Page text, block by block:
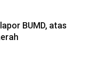
BUMD, atas